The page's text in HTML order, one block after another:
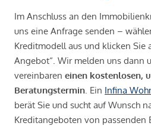
Im Anschluss an den
uns eine Anfrage senden –
Kreditmodell aus und klicken Sie
Angebot“. Wir melden uns dann
vereinbaren einen kostenlosen,
Beratungstermin . Ein Infina
berät Sie und sucht auf Wunsch
Kreditangeboten von passenden